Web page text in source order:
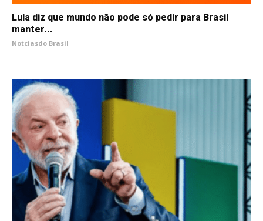
Lula diz que mundo não pode só pedir para Brasil
manter...
Notciasdo Brasil